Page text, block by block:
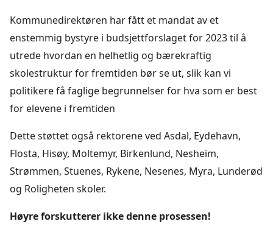
Kommunedirektøren har fått et mandat av et
enstemmig bystyre i budsjettforslaget for 2023 til å
utrede hvordan en helhetlig og bærekraftig
skolestruktur for fremtiden bør se ut, slik kan vi
politikere få faglige begrunnelser for hva som er best
for elevene i fremtiden
Dette støttet også rektorene ved Asdal, Eydehavn,
Flosta, Hisøy, Moltemyr, Birkenlund, Nesheim,
Strømmen, Stuenes, Rykene, Nesenes, Myra, Lunderød
og Roligheten skoler.
Høyre forskutterer ikke denne prosessen!